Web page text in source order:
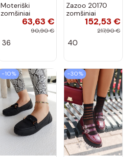
Moteriški
zomšiniai
mokasinai
Demela mėlynos
63,63 €
90,90 €
36
Zazoo 20170
zomšiniai
bateliai su
kulniukais smėlio
152,53 €
217,90 €
40
−10% −30%